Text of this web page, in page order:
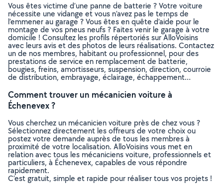
Vous êtes victime d’une panne de batterie ? Votre voiture
nécessite une vidange et vous n’avez pas le temps de
l’emmener au garage ? Vous êtes en quête d’aide pour le
montage de vos pneus neufs ? Faites venir le garage à votre
domicile ! Consultez les profils répertoriés sur AlloVoisins
avec leurs avis et des photos de leurs réalisations. Contactez
un de nos membres, habitant ou professionnel, pour des
prestations de service en remplacement de batterie,
bougies, freins, amortisseurs, suspension, direction, courroie
de distribution, embrayage, éclairage, échappement…
Comment trouver un mécanicien voiture à
Échenevex ?
Vous cherchez un mécanicien voiture près de chez vous ?
Sélectionnez directement les offreurs de votre choix ou
postez votre demande auprès de tous les membres à
proximité de votre localisation. AlloVoisins vous met en
relation avec tous les mécaniciens voiture, professionnels et
particuliers, à Échenevex, capables de vous répondre
rapidement.
C’est gratuit, simple et rapide pour réaliser tous vos projets !